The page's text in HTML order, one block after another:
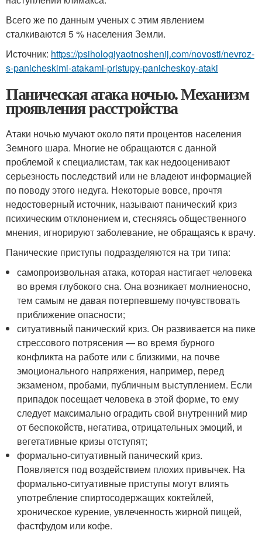
Всего же по данным ученых с этим явлением
сталкиваются 5 % населения Земли.
Источник: https://psihologiyaotnoshenij.com/novosti/nevroz-
s-panicheskimi-atakami-pristupy-panicheskoy-ataki
Паническая атака ночью. Механизм
проявления расстройства
Атаки ночью мучают около пяти процентов населения
Земного шара. Многие не обращаются с данной
проблемой к специалистам, так как недооценивают
серьезность последствий или не владеют информацией
по поводу этого недуга. Некоторые вовсе, прочтя
недостоверный источник, называют панический криз
психическим отклонением и, стесняясь общественного
мнения, игнорируют заболевание, не обращаясь к врачу.
Панические приступы подразделяются на три типа:
самопроизвольная атака, которая настигает человека
во время глубокого сна. Она возникает молниеносно,
тем самым не давая потерпевшему почувствовать
приближение опасности;
ситуативный панический криз. Он развивается на пике
стрессового потрясения — во время бурного
конфликта на работе или с близкими, на почве
эмоционального напряжения, например, перед
экзаменом, пробами, публичным выступлением. Если
припадок посещает человека в этой форме, то ему
следует максимально оградить свой внутренний мир
от беспокойств, негатива, отрицательных эмоций, и
вегетативные кризы отступят;
формально-ситуативный панический криз.
Появляется под воздействием плохих привычек. На
формально-ситуативные приступы могут влиять
употребление спиртосодержащих коктейлей,
хроническое курение, увлеченность жирной пищей,
фастфудом или кофе.